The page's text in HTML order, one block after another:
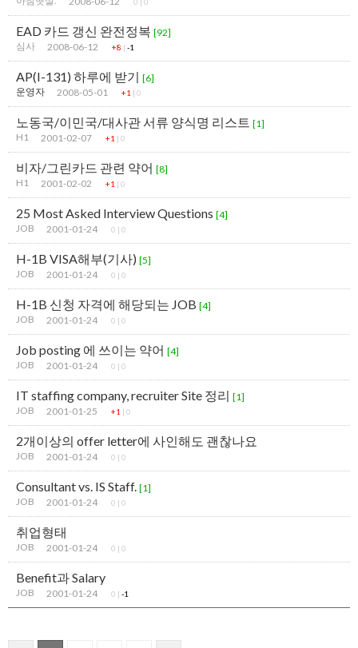
EAD 카드 갱신 완전정복 [92]
심사
2008-06-12 +8 | -1
AP(I-131) 하루에 받기 [6]
운영자
2008-05-01 +1 | 0
노동국/이민국/대사관 서류 양식명 리스트 [1]
H1
2001-02-07 +1 | 0
비자/그린카드 관련 약어 [8]
H1
2001-02-02 +1 | 0
25 Most Asked Interview Questions [4]
JOB
2001-01-24 0 | 0
H-1B VISA해부(기사) [5]
JOB
2001-01-24 0 | 0
H-1B 신청 자격에 해당되는 JOB [4]
JOB
2001-01-24 0 | 0
Job posting 에 쓰이는 약어 [4]
JOB
2001-01-24 0 | 0
IT staffing company, recruiter Site 정리 [1]
JOB
2001-01-25 +1 | 0
2개이상의 offer letter에 사인해도 괜찮나요
JOB 2001-01-24 0 | 0
Consultant vs. IS Staff. [1]
JOB
2001-01-24 0 | 0
취업형태
JOB 2001-01-24 0 | 0
Benefit과 Salary
JOB 2001-01-24 0 | -1